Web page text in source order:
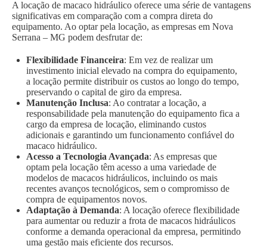
A locação de macaco hidráulico oferece uma série de vantagens
significativas em comparação com a compra direta do
equipamento. Ao optar pela locação, as empresas em Nova
Serrana – MG podem desfrutar de:
Flexibilidade Financeira: Em vez de realizar um
investimento inicial elevado na compra do equipamento,
a locação permite distribuir os custos ao longo do tempo,
preservando o capital de giro da empresa.
Manutenção Inclusa: Ao contratar a locação, a
responsabilidade pela manutenção do equipamento fica a
cargo da empresa de locação, eliminando custos
adicionais e garantindo um funcionamento confiável do
macaco hidráulico.
Acesso a Tecnologia Avançada: As empresas que
optam pela locação têm acesso a uma variedade de
modelos de macacos hidráulicos, incluindo os mais
recentes avanços tecnológicos, sem o compromisso de
compra de equipamentos novos.
Adaptação à Demanda: A locação oferece flexibilidade
para aumentar ou reduzir a frota de macacos hidráulicos
conforme a demanda operacional da empresa, permitindo
uma gestão mais eficiente dos recursos.